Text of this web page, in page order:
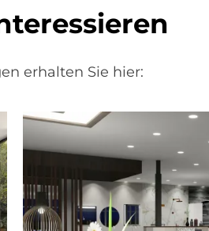
erhalten Sie hier: